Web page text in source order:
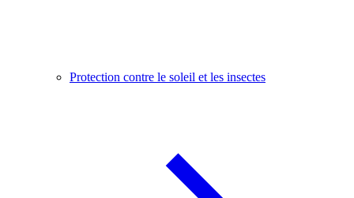
Protection contre le soleil et les insectes